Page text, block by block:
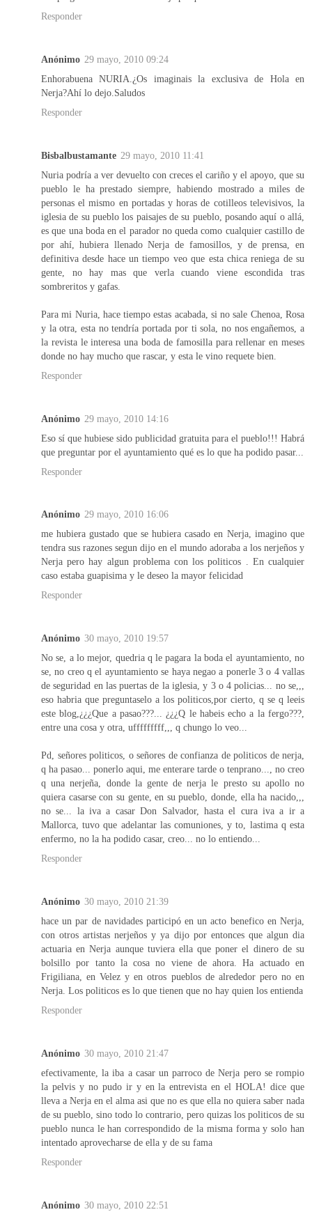
Responder
Anónimo 29 mayo, 2010 09:24
Enhorabuena NURIA.¿Os imaginais la exclusiva de Hola en
Nerja?Ahí lo dejo.Saludos
Responder
Bisbalbustamante 29 mayo, 2010 11:41
Nuria podría a ver devuelto con creces el cariño y el apoyo, que su
pueblo le ha prestado siempre, habiendo mostrado a miles de
personas el mismo en portadas y horas de cotilleos televisivos, la
iglesia de su pueblo los paisajes de su pueblo, posando aquí o allá,
es que una boda en el parador no queda como cualquier castillo de
por ahí, hubiera llenado Nerja de famosillos, y de prensa, en
definitiva desde hace un tiempo veo que esta chica reniega de su
gente, no hay mas que verla cuando viene escondida tras
sombreritos y gafas.
Para mi Nuria, hace tiempo estas acabada, si no sale Chenoa, Rosa
y la otra, esta no tendría portada por ti sola, no nos engañemos, a
la revista le interesa una boda de famosilla para rellenar en meses
donde no hay mucho que rascar, y esta le vino requete bien.
Responder
Anónimo 29 mayo, 2010 14:16
Eso sí que hubiese sido publicidad gratuita para el pueblo!!! Habrá
que preguntar por el ayuntamiento qué es lo que ha podido pasar...
Responder
Anónimo 29 mayo, 2010 16:06
me hubiera gustado que se hubiera casado en Nerja, imagino que
tendra sus razones segun dijo en el mundo adoraba a los nerjeños y
Nerja pero hay algun problema con los politicos . En cualquier
caso estaba guapisima y le deseo la mayor felicidad
Responder
Anónimo 30 mayo, 2010 19:57
No se, a lo mejor, quedria q le pagara la boda el ayuntamiento, no
se, no creo q el ayuntamiento se haya negao a ponerle 3 o 4 vallas
de seguridad en las puertas de la iglesia, y 3 o 4 policias... no se,,,
eso habria que preguntaselo a los politicos,por cierto, q se q leeis
este blog,¿¿¿Que a pasao???... ¿¿¿Q le habeis echo a la fergo???,
entre una cosa y otra, ufffffffff,,, q chungo lo veo...
Pd, señores politicos, o señores de confianza de politicos de nerja,
q ha pasao... ponerlo aqui, me enterare tarde o tenprano..., no creo
q una nerjeña, donde la gente de nerja le presto su apollo no
quiera casarse con su gente, en su pueblo, donde, ella ha nacido,,,
no se... la iva a casar Don Salvador, hasta el cura iva a ir a
Mallorca, tuvo que adelantar las comuniones, y to, lastima q esta
enfermo, no la ha podido casar, creo... no lo entiendo...
Responder
Anónimo 30 mayo, 2010 21:39
hace un par de navidades participó en un acto benefico en Nerja,
con otros artistas nerjeños y ya dijo por entonces que algun dia
actuaria en Nerja aunque tuviera ella que poner el dinero de su
bolsillo por tanto la cosa no viene de ahora. Ha actuado en
Frigiliana, en Velez y en otros pueblos de alrededor pero no en
Nerja. Los politicos es lo que tienen que no hay quien los entienda
Responder
Anónimo 30 mayo, 2010 21:47
efectivamente, la iba a casar un parroco de Nerja pero se rompio
la pelvis y no pudo ir y en la entrevista en el HOLA! dice que
lleva a Nerja en el alma asi que no es que ella no quiera saber nada
de su pueblo, sino todo lo contrario, pero quizas los politicos de su
pueblo nunca le han correspondido de la misma forma y solo han
intentado aprovecharse de ella y de su fama
Responder
Anónimo 30 mayo, 2010 22:51